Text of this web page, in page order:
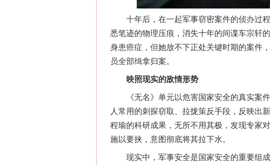
十年后，在一起军事窃密案件的侦办过程
悉笔迹的物理压痕，消失十年的间谍车宗轩
身患癌症，但她放不下正处关键时期的案件
员全部缉拿归案。
映照现实的敌情形势
《无名》单元以危害国家安全的真实案件
人常用的刺探窃取、拉拢策反手段，反映出
程瑜的科研成果，无所不用其极，发现专家
施以要挟，意图彻底将其拉下水。
现实中，军事安全是国家安全的重要组成
网上购药对药下症？